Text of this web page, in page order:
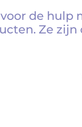
de hulp
Ze